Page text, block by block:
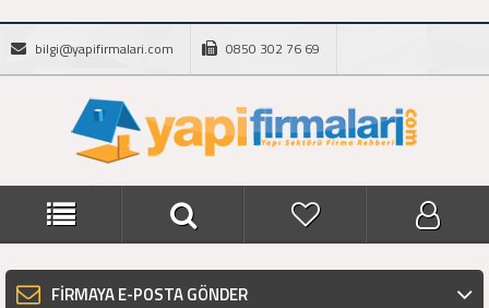
bilgi@yapifirmalari.com 0850 302 76 69
FİRMAYA E-POSTA GÖNDER